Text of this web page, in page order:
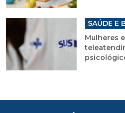
SAÚDE E
Mulheres